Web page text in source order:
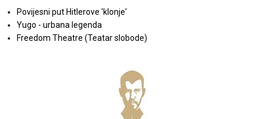
Povijesni put Hitlerove 'klonje'
Yugo - urbana legenda
Freedom Theatre (Teatar slobode)